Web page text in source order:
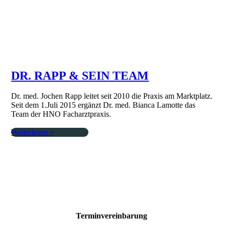
DR. RAPP & SEIN TEAM
Dr. med. Jochen Rapp lei­tet seit 2010 die Pra­xis am Markt­platz.
Seit dem 1.Juli 2015 er­gänzt Dr. med. Bianca Lamotte das
Team der HNO Fach­arzt­pra­xis.
Weiterlesen »
Terminvereinbarung